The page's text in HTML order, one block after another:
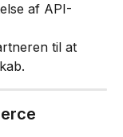
af API-
til at